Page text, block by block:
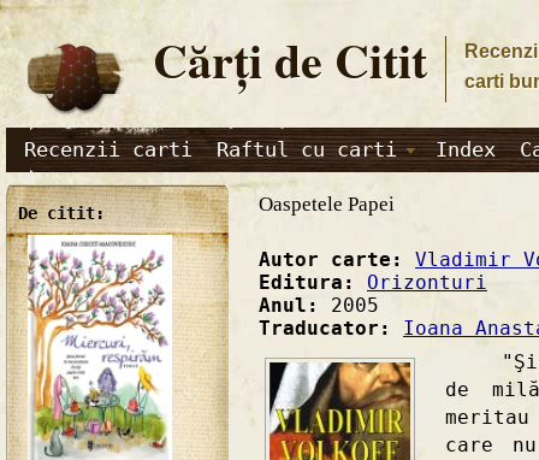
Cărţi de Citit
carti
Recenzii carti Raftul cu carti Index
De citit: Oaspetele Papei
Autor carte: Vladimir
Editura: Orizonturi
Anul: 2005
Traducator: Ioana
"Şi
de
care